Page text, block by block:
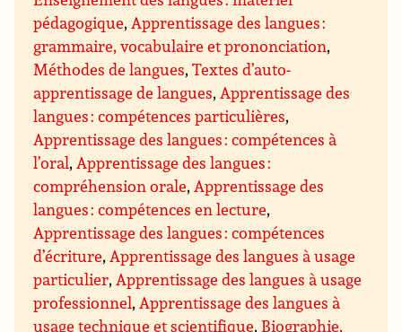
pédagogique,Apprentissage des langues :
grammaire, vocabulaire et prononciation,
Méthodes de langues,Textes d’auto-
apprentissage de langues,Apprentissage des
langues : compétences particulières,
Apprentissage des langues : compétences à
l’oral,Apprentissage des langues :
compréhension orale,Apprentissage des
langues : compétences en lecture,
Apprentissage des langues : compétences
d’écriture,Apprentissage des langues à usage
particulier,Apprentissage des langues à usage
professionnel,Apprentissage des langues à
usage technique et scientifique, Biographie,